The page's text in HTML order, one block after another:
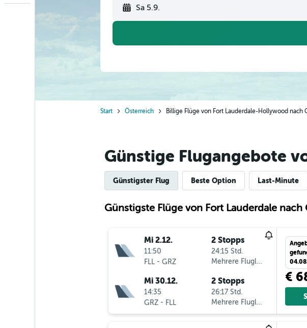
Sa 5.9.
Start Österreich Billige Flüge von Fort Lauderdale-Hollywood nach
Günstige Flugangebote
Günstigster Flug Beste Option Last-Minute
Günstigste Flüge von Fort Lauderdale nach
Mi 2.12.
11:50
FLL - GRZ
2 Stopps
24:15 Std.
Mehrere Fluglinien
Mi 30.12.
14:35
GRZ- FLL
2 Stopps
26:17 Std.
Mehrere Fluglinien
€